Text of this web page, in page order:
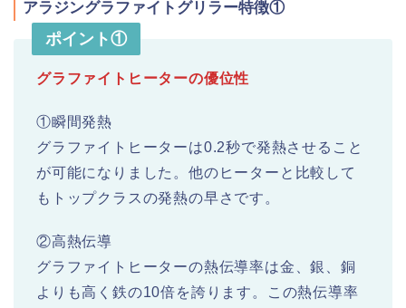
アラジングラファイトグリラー特徴①
ポイント①
グラファイトヒーターの優位性
①瞬間発熱
グラファイトヒーターは0.2秒で発熱させること
が可能になりました。他のヒーターと比較して
もトップクラスの発熱の早さです。
②高熱伝導
グラファイトヒーターの熱伝導率は金、銀、銅
よりも高く鉄の10倍を誇ります。この熱伝導率